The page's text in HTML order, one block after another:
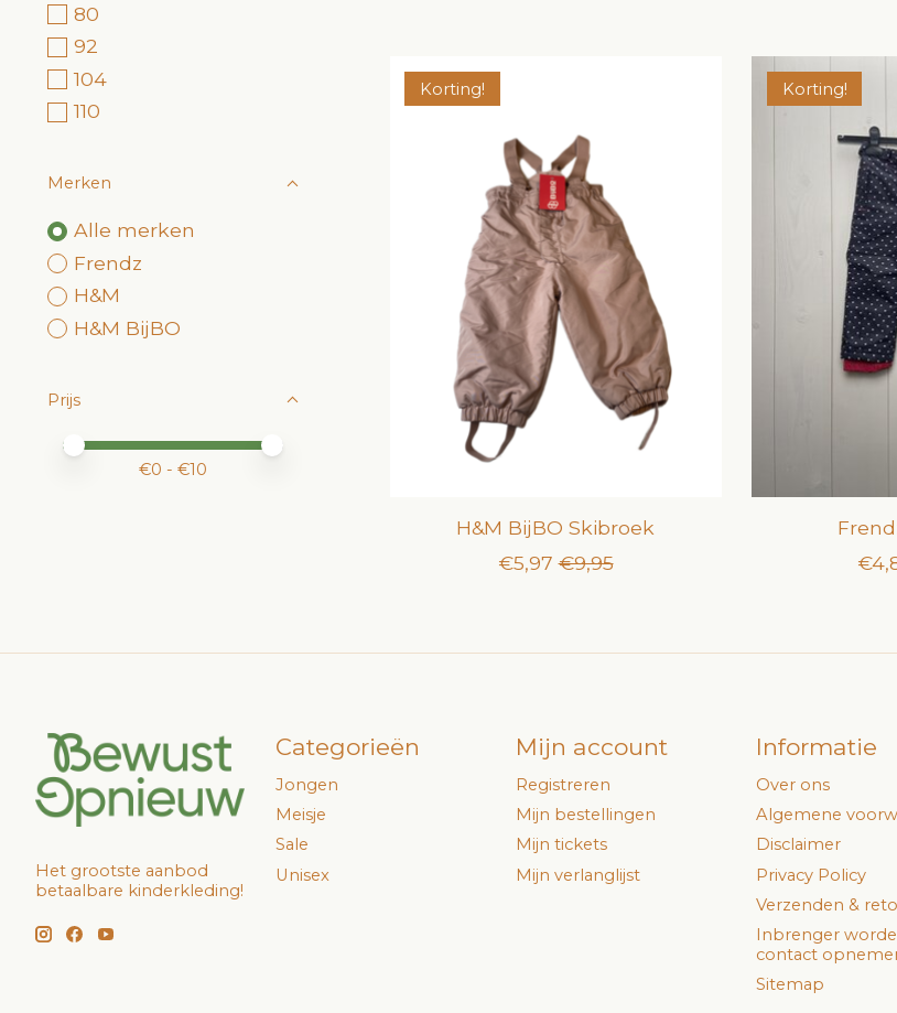
80
92
104
110
Merken
Alle merken
Frendz
H&M
H&M BijBO
Prijs
Minimale prijswaarde
Price maximum value
€0 - €10
Korting!
H&M BijBO Skibroek
€5,97 €9,95
Korting!
Het grootste aanbod
betaalbare kinderkleding!
Categorieën
Jongen
Meisje
Sale
Unisex
Mijn account
Registreren
Mijn bestellingen
Mijn tickets
Mijn verlanglijst
Informatie
Over ons
Algemene
Disclaimer
Privacy Policy
Verzenden &
Inbrenger
contact
Sitemap